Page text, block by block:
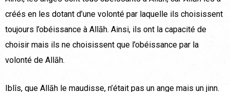
créés en les dotant d’une volonté par laquelle ils choisissent
toujours l’obéissance à Allāh. Ainsi, ils ont la capacité de
choisir mais ils ne choisissent que l’obéissance par la
volonté de Allāh.
Iblîs, que Allāh le maudisse, n’était pas un ange mais un jinn.